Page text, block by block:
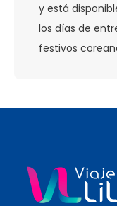
y está
los días de
festivos